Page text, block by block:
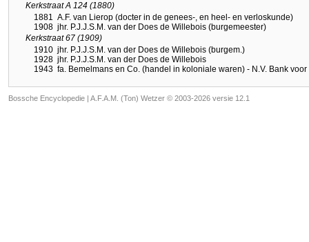
Kerkstraat A 124 (1880)
1881
A.F. van Lierop (docter in de genees-, en heel- en verloskunde)
1908 jhr. P.J.J.S.M. van der Does de Willebois (burgemeester)
Kerkstraat 67 (1909)
1910 jhr. P.J.J.S.M. van der Does de Willebois (burgem.)
1928 jhr. P.J.J.S.M. van der Does de Willebois
1943 fa. Bemelmans en Co. (handel in koloniale waren) - N.V. Bank
Bossche Encyclopedie | A.F.A.M. (Ton) Wetzer © 2003-2026 versie 12.1